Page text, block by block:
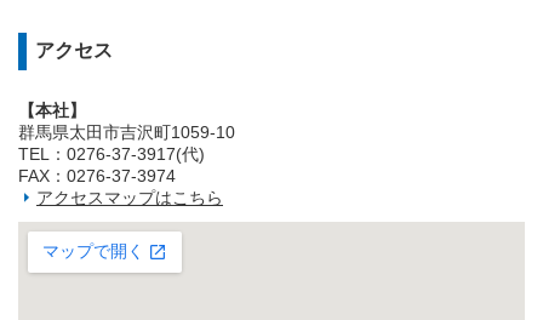
アクセス
【本社】
群馬県太田市吉沢町1059-10
TEL：0276-37-3917(代)
FAX：0276-37-3974
アクセスマップはこちら